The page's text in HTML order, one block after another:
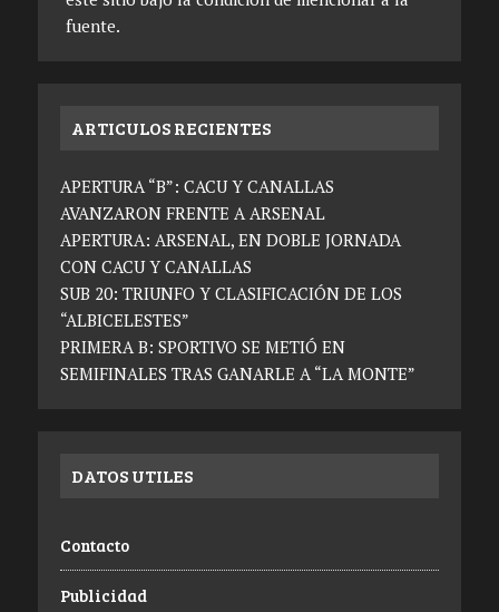
fuente.
ARTICULOS RECIENTES
APERTURA “B”: CACU Y CANALLAS
AVANZARON FRENTE A ARSENAL
APERTURA: ARSENAL, EN DOBLE JORNADA
CON CACU Y CANALLAS
SUB 20: TRIUNFO Y CLASIFICACIÓN DE LOS
“ALBICELESTES”
PRIMERA B: SPORTIVO SE METIÓ EN
SEMIFINALES TRAS GANARLE A “LA MONTE”
DATOS UTILES
Contacto
Publicidad